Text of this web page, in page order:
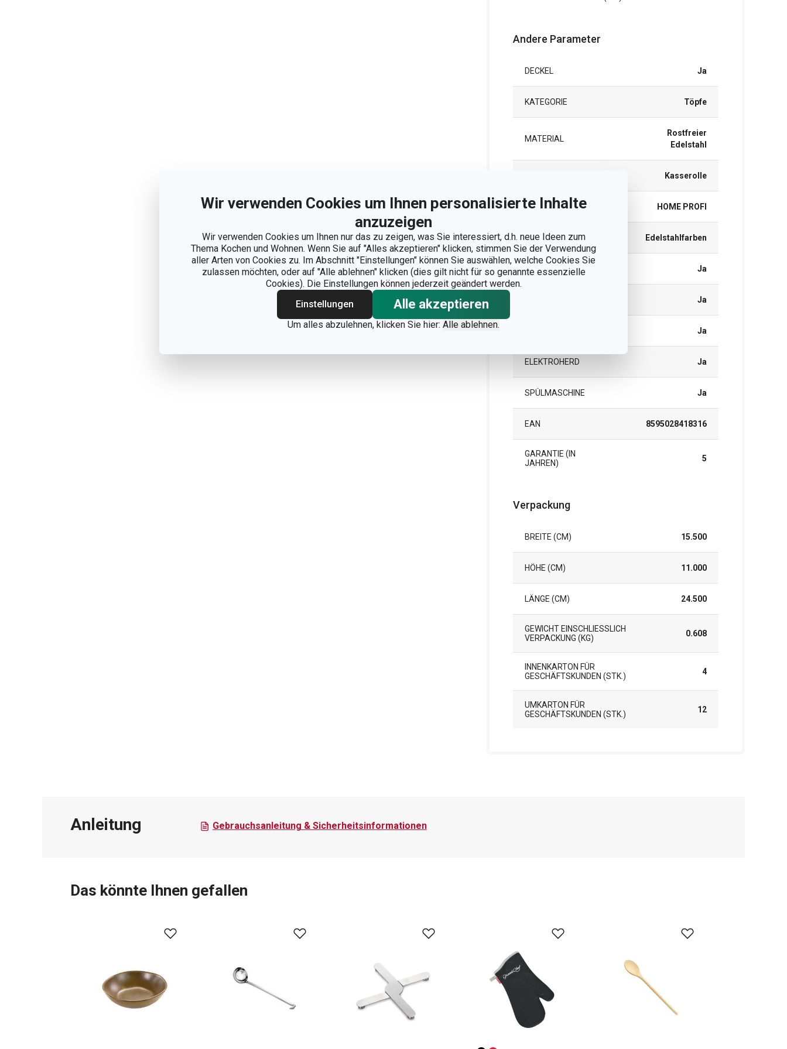
Wir verwenden Cookies um Ihnen personalisierte Inhalte
anzuzeigen
Wir verwenden Cookies um Ihnen nur das zu zeigen, was Sie interessiert, d.h. neue Ideen zum
Thema Kochen und Wohnen. Wenn Sie auf "Alles akzeptieren" klicken, stimmen Sie der Verwendung
aller Arten von Cookies zu. Im Abschnitt "Einstellungen" können Sie auswählen, welche Cookies Sie
zulassen möchten, oder auf "Alle ablehnen" klicken (dies gilt nicht für so genannte essenzielle
Cookies). Die Einstellungen können jederzeit geändert werden.
Einstellungen
Alle akzeptieren
Um alles abzulehnen, klicken Sie hier: Alle ablehnen.
Andere Parameter
DECKEL Ja
KATEGORIE Töpfe
MATERIAL
Rostfreier
Edelstahl
Kasserolle
PRODUKTLINIE HOME PROFI
FARBE Edelstahlfarben
INDUKTION Ja
Ja
Ja
ELEKTROHERD Ja
SPÜLMASCHINE Ja
EAN 8595028418316
GARANTIE (IN
JAHREN)
5
Verpackung
BREITE (CM) 15.500
HÖHE (CM) 11.000
LÄNGE (CM) 24.500
GEWICHT EINSCHLIESSLICH V
ERPACKUNG (KG)
0.608
INNENKARTON FÜR
GESCHÄFTSKUNDEN (STK.)
4
UMKARTON FÜR
GESCHÄFTSKUNDEN (STK.)
12
Anleitung Gebrauchsanleitung & Sicherheitsinformationen
Das könnte Ihnen gefallen